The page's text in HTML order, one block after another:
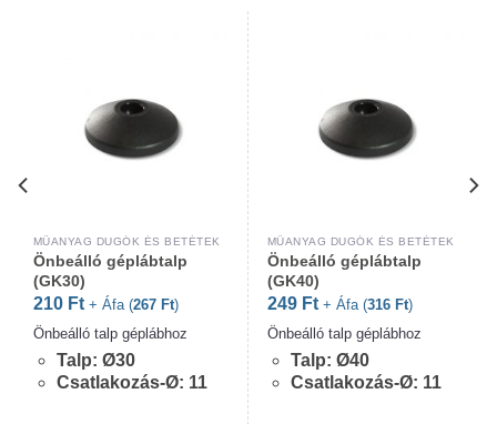
MŰANYAG DUGÓK ÉS BETÉTEK
Önbeálló géplábtalp
(GK30)
210 Ft + Áfa (267 Ft)
Önbeálló talp géplábhoz
Talp: Ø30
Csatlakozás-Ø: 11
MŰANYAG DUGÓK ÉS BETÉTEK
Önbeálló géplábtalp
(GK40)
249 Ft + Áfa (316 Ft)
Önbeálló talp géplábhoz
Talp: Ø40
Csatlakozás-Ø: 11